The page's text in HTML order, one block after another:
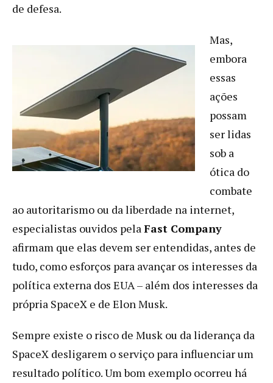
de defesa.
Mas,
embora
essas
ações
possam
ser lidas
sob a
ótica do
combate
ao autoritarismo ou da liberdade na internet,
especialistas ouvidos pelaFast Company
afirmam que elas devem ser entendidas, antes de
tudo, como esforços para avançar os interesses da
política externa dos EUA – além dos interesses da
própria SpaceX e de Elon Musk.
Sempre existe o risco de Musk ou da liderança da
SpaceX desligarem o serviço para influenciar um
resultado político. Um bom exemplo ocorreu há